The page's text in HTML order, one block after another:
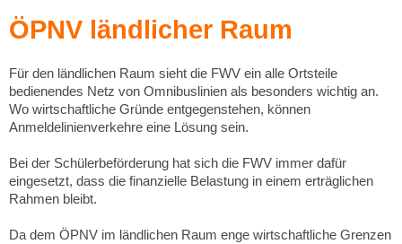
ÖPNV ländlicher Raum
Für den ländlichen Raum sieht die FWV ein alle Ortsteile
bedienendes Netz von Omnibuslinien als besonders wichtig an.
Wo wirtschaftliche Gründe entgegenstehen, können
Anmeldelinienverkehre eine Lösung sein.
Bei der Schülerbeförderung hat sich die FWV immer dafür
eingesetzt, dass die finanzielle Belastung in einem erträglichen
Rahmen bleibt.
Da dem ÖPNV im ländlichen Raum enge wirtschaftliche Grenzen